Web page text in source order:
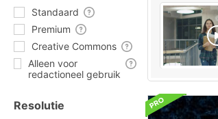
Standaard
Premium
Creative Commons
Alleen voor
redactioneel gebruik
Resolutie